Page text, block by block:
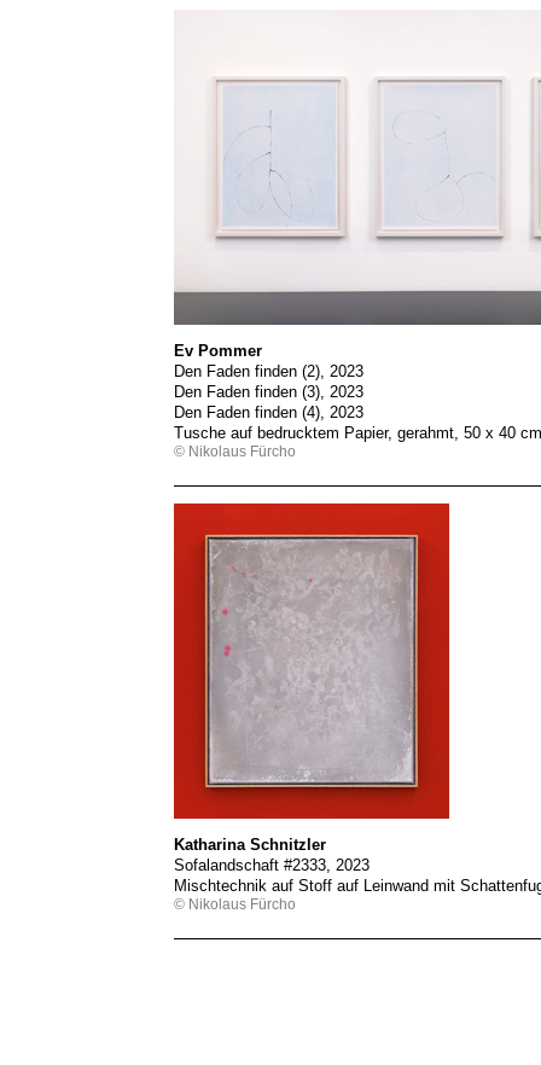
Ev Pommer
Den Faden finden (2), 2023
Den Faden finden (3), 2023
Den Faden finden (4), 2023
Tusche auf bedrucktem Papier, gerahmt, 50 x 40
© Nikolaus Fürcho
Katharina Schnitzler
Sofalandschaft #2333, 2023
Mischtechnik auf Stoff auf Leinwand mit
© Nikolaus Fürcho